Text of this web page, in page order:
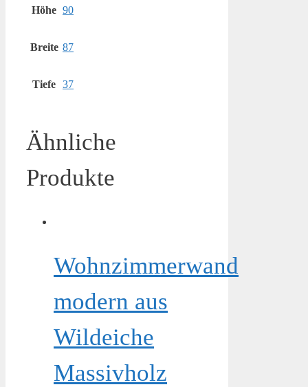
Höhe 90
Breite 87
Tiefe 37
Ähnliche
Produkte
Wohnzimmerwand
modern aus
Wildeiche
Massivholz